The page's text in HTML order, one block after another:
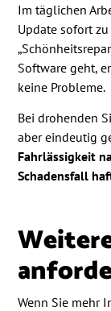
Im täglichen
Update sofort
Software geht,
keine Probleme.
Bei drohenden
aber eindeutig
Fahrlässigkeit
Schadensfall
Wenn Sie mehr